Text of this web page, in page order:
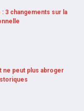
3 changements sur la
ne peut plus abroger